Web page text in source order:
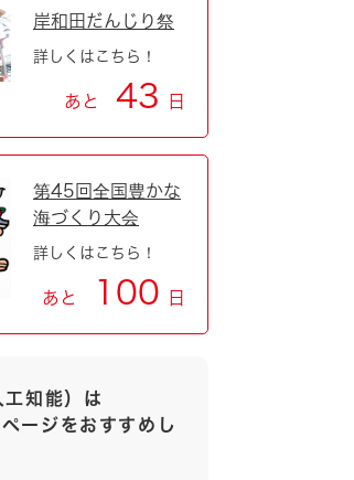
岸和田だんじり祭
詳しくはこちら！
あと 43 日
第45回全国豊かな
海づくり大会
詳しくはこちら！
あと 100 日
知能）は
ージをおすすめし